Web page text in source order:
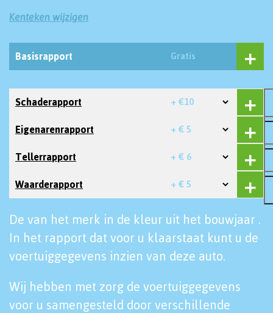
Kenteken wijzigen
Basisrapport Gratis
Schaderapport + €10
Eigenarenrapport + € 5
Tellerrapport + € 6
Waarderapport + € 5
De van het merk in de kleur uit het bouwjaar .
In het rapport dat voor u klaarstaat kunt u de
voertuiggegevens inzien van deze auto.
Wij hebben met zorg de voertuiggegevens
voor u samengesteld door verschillende